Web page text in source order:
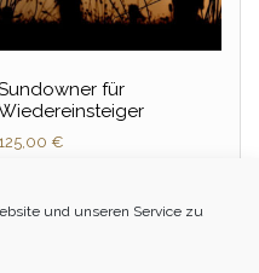
und unseren Service zu
für
125,00 €